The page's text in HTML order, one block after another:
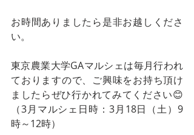
お時間ありましたら是非お越しくださ
い。
東京農業大学GAマルシェは毎月行われ
ておりますので、ご興味をお持ち頂け
ましたらぜひ行かれてみてください😊
（3月マルシェ日時：3月18日（土）9
時～12時）